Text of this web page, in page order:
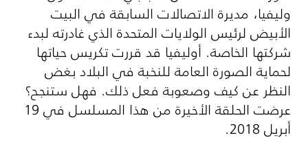
وليفيا، مديرة الاتصالات السابقة في البيت
الأبيض لرئيس الولايات المتحدة الذي غادرته لبدء
شركتها الخاصة. أوليفيا قد قررت تكريس حياتها
لحماية الصورة العامة للنخبة في البلاد بغض
النظر عن كيف وصعوبة فعل ذلك. فهل ستنجح؟
عرضت الحلقة الأخيرة من هذا المسلسل في 19
أبريل 2018.